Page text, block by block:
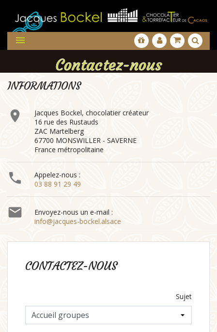

Contactez-nous
INFORMATIONS

Jacques Bockel, chocolatier créateur
16 rue des Rustauds
ZAC Martelberg
67700 MONSWILLER - SAVERNE
France métropolitaine

Appelez-nous :
03 88 91 29 49

Envoyez-nous un e-mail :
info@jacques-bockel.alsace
CONTACTEZ-NOUS
Sujet